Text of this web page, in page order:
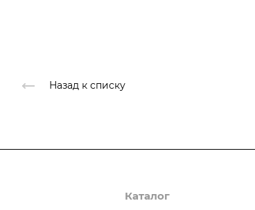
Назад к списку
Каталог